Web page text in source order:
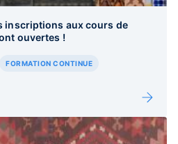
inscriptions aux cours de
ouvertes !
FORMATION CONTINUE